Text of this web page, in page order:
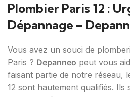
Plombier Paris 12 :
Dépannage –
Vous avez un souci de
Paris ? Depanneo peut vous
faisant partie de notre réseau,
12 sont hautement qualifiés. Ils